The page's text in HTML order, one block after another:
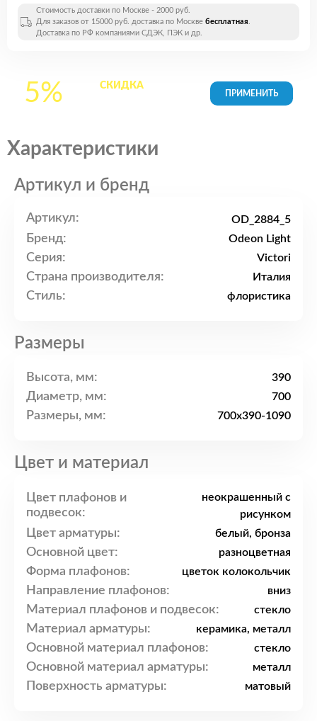
Стоимость доставки по Москве - 2000 руб.
Для заказов от 15000 руб. доставка по Москве бесплатная.
Доставка по РФ компаниями СДЭК, ПЭК и др.
5% СКИДКАна все
Характеристики
Артикул и бренд
Артикул: OD_2884_5
Бренд: Odeon Light
Серия: Victori
Страна производителя: Италия
Стиль: флористика
Размеры
Высота, мм: 390
Диаметр, мм: 700
Размеры, мм: 700x390-1090
Цвет и материал
Цвет плафонов и
подвесок:
неокрашенный с
рисунком
Цвет арматуры: белый, бронза
Основной цвет: разноцветная
Форма плафонов: цветок колокольчик
Направление плафонов: вниз
Материал плафонов и подвесок: стекло
Материал арматуры: керамика, металл
Основной материал плафонов: стекло
Основной материал арматуры: металл
Поверхность арматуры: матовый